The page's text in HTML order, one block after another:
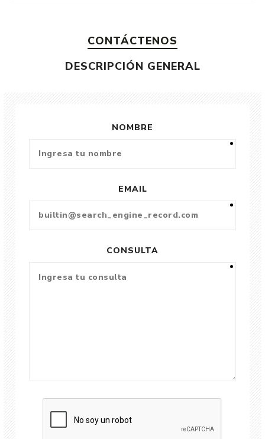
CONTÁCTENOS
DESCRIPCIÓN GENERAL
NOMBRE
EMAIL
CONSULTA